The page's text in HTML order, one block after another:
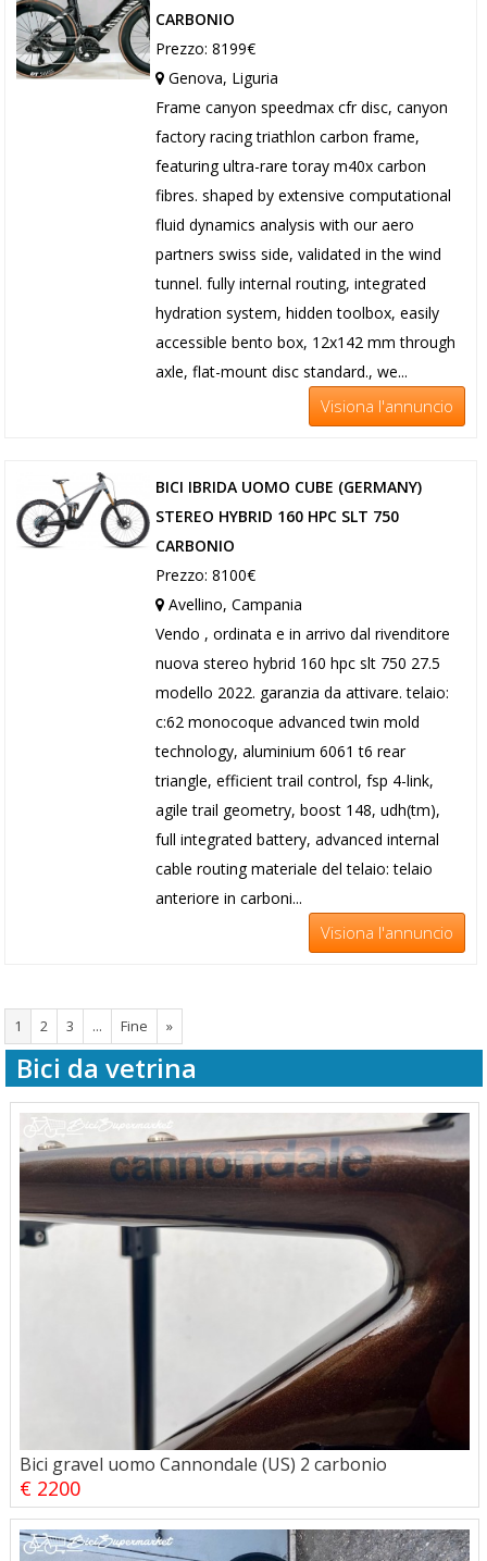
CARBONIO
Prezzo: 8199€
Genova, Liguria
Frame canyon speedmax cfr disc, canyon
factory racing triathlon carbon frame,
featuring ultra-rare toray m40x carbon
fibres. shaped by extensive computational
fluid dynamics analysis with our aero
partners swiss side, validated in the wind
tunnel. fully internal routing, integrated
hydration system, hidden toolbox, easily
accessible bento box, 12x142 mm through
axle, flat-mount disc standard., we...
Visiona l'annuncio
BICI IBRIDA UOMO CUBE (GERMANY)
STEREO HYBRID 160 HPC SLT 750
CARBONIO
Prezzo: 8100€
Avellino, Campania
Vendo , ordinata e in arrivo dal rivenditore
nuova stereo hybrid 160 hpc slt 750 27.5
modello 2022. garanzia da attivare. telaio:
c:62 monocoque advanced twin mold
technology, aluminium 6061 t6 rear
triangle, efficient trail control, fsp 4-link,
agile trail geometry, boost 148, udh(tm),
full integrated battery, advanced internal
cable routing materiale del telaio: telaio
anteriore in carboni...
Visiona l'annuncio
1 2 3 ... Fine »
Bici da vetrina
Bici gravel uomo Cannondale (US) 2 carbonio
€ 2200